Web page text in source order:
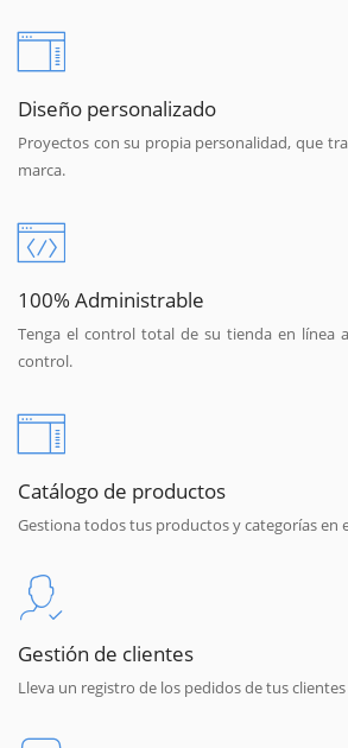
Diseño personalizado
Proyectos con su propia personalidad, que
marca.
100% Administrable
Tenga el control total de su tienda en línea
control.
Catálogo de productos
Gestiona todos tus productos y categorías en
Gestión de clientes
Lleva un registro de los pedidos de tus